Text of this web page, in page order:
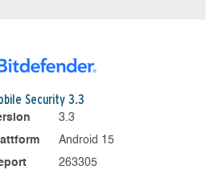
Security 3.3
3.3
Android 15
263305